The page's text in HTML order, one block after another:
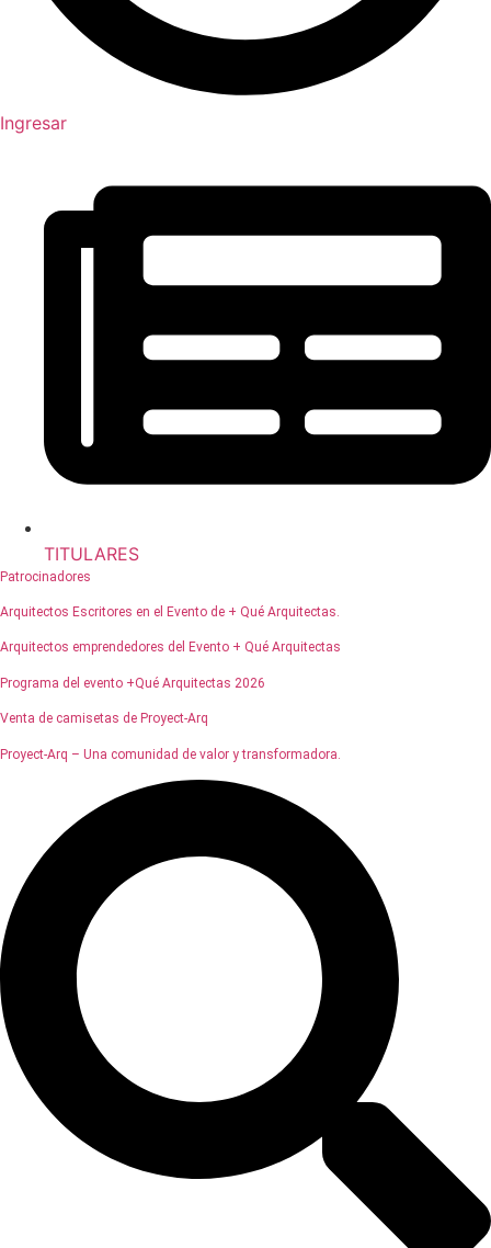
Ingresar
TITULARES
Patrocinadores
Arquitectos Escritores en el Evento de + Qué Arquitectas.
Arquitectos emprendedores del Evento + Qué Arquitectas
Programa del evento +Qué Arquitectas 2026
Venta de camisetas de Proyect-Arq
Proyect-Arq – Una comunidad de valor y transformadora.